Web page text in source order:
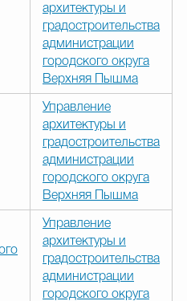
архитектуры и
градостроительства
администрации
городского округа
Верхняя Пышма
Управление
архитектуры и
градостроительства
администрации
городского округа
Верхняя Пышма
Управление
архитектуры и
градостроительства
администрации
городского округа